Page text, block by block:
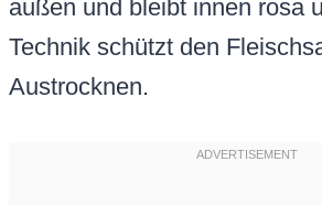
außen und bleibt innen rosa
Technik schützt den
Austrocknen.